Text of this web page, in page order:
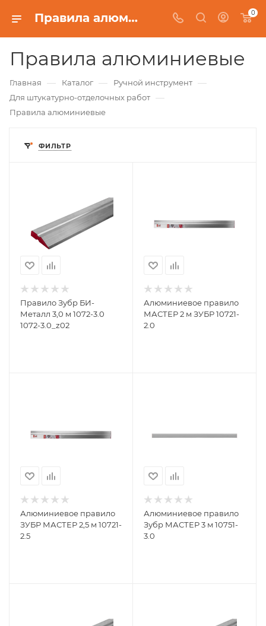
Правила алюминиевые 0
Правила алюминиевые
Главная — Каталог — Ручной инструмент —
Для штукатурно-отделочных работ —
Правила алюминиевые
ФИЛЬТР
Правило Зубр БИ-
Металл 3,0 м 1072-3.0
1072-3.0_z02
Алюминиевое правило
МАСТЕР 2 м ЗУБР 10721-
2.0
Алюминиевое правило
ЗУБР МАСТЕР 2,5 м 10721-
2.5
Алюминиевое правило
Зубр МАСТЕР 3 м 10751-
3.0